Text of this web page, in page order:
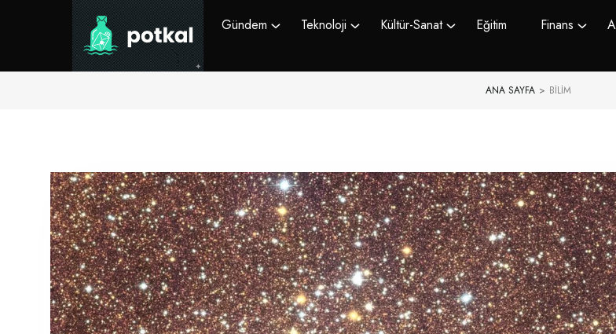
Gündem Teknoloji Kültür-Sanat Eğitim Finans
ANA SAYFA > BILIM